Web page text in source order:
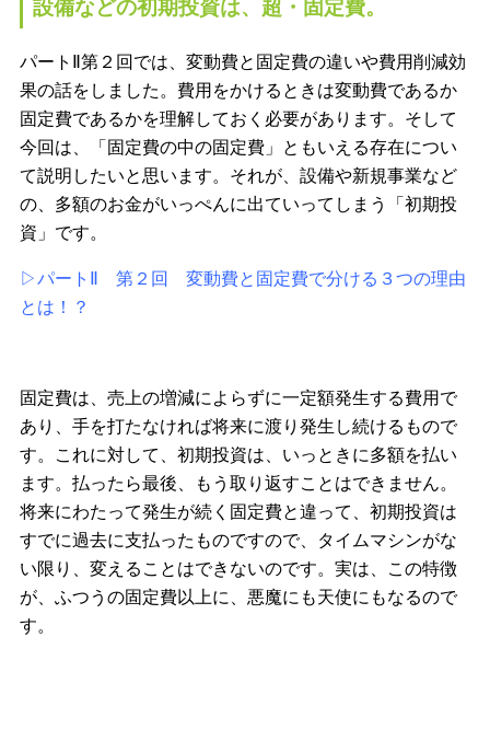
設備などの初期投資は、超・固定費。
パートⅡ第２回では、変動費と固定費の違いや費用削減効
果の話をしました。費用をかけるときは変動費であるか
固定費であるかを理解しておく必要があります。そして
今回は、「固定費の中の固定費」ともいえる存在につい
て説明したいと思います。それが、設備や新規事業など
の、多額のお金がいっぺんに出ていってしまう「初期投
資」です。
▷パートⅡ 第２回 変動費と固定費で分ける３つの理由
とは！？
固定費は、売上の増減によらずに一定額発生する費用で
あり、手を打たなければ将来に渡り発生し続けるもので
す。これに対して、初期投資は、いっときに多額を払い
ます。払ったら最後、もう取り返すことはできません。
将来にわたって発生が続く固定費と違って、初期投資は
すでに過去に支払ったものですので、タイムマシンがな
い限り、変えることはできないのです。実は、この特徴
が、ふつうの固定費以上に、悪魔にも天使にもなるので
す。